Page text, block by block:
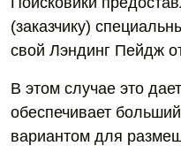
(заказчику)
свой Лэндинг Пейдж
В этом случае это
обеспечивает
вариантом для